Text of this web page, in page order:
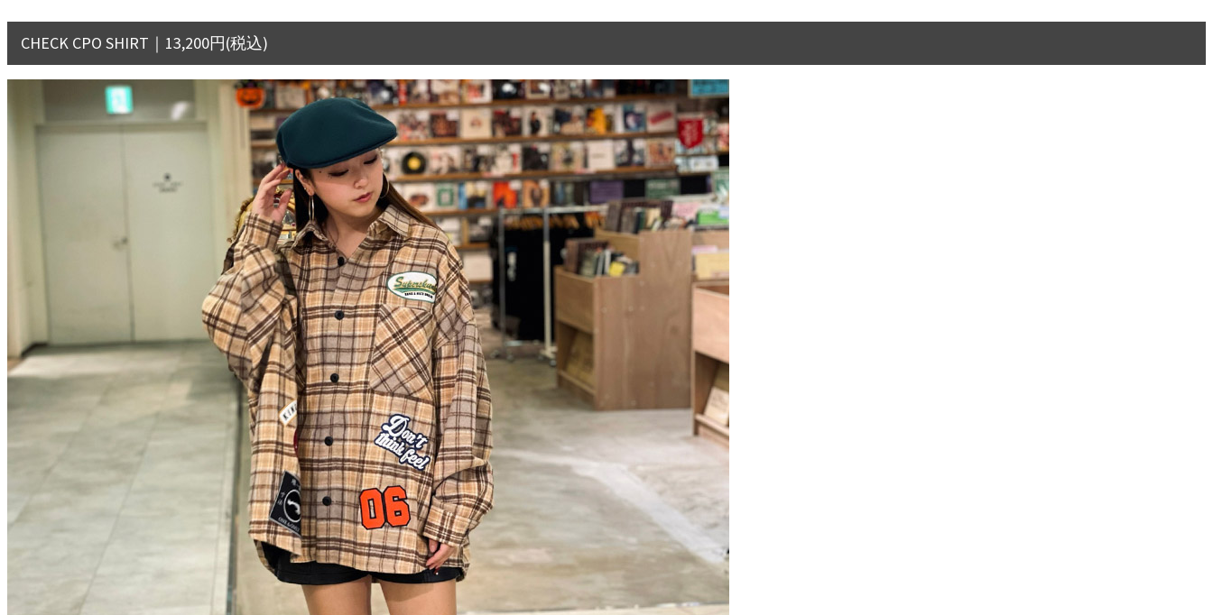
CHECK CPO SHIRT｜13,200円(税込)